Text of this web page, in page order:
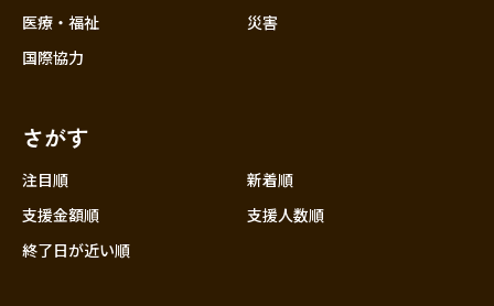
医療・福祉
国際協力
災害
さがす
注目順
新着順
支援金額順
支援人数順
終了日が近い順